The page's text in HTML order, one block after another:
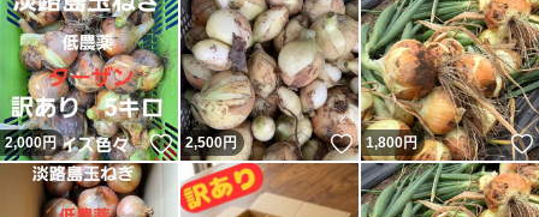
2,000円 いいね！
2,500円 いいね！
1,800円